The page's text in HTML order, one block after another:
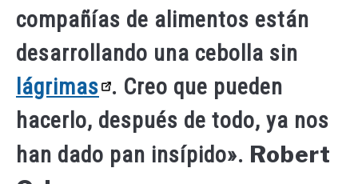
compañías de alimentos están
desarrollando una cebolla sin
lágrimas . Creo que pueden
hacerlo, después de todo, ya nos
han dado pan insípido». Robert